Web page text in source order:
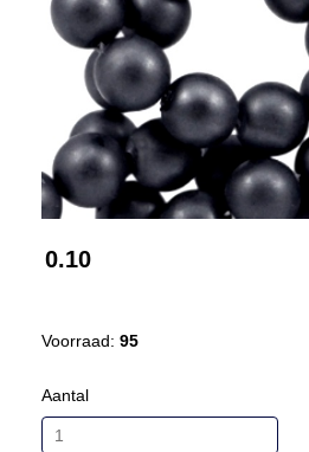
0.10
Voorraad: 95
Aantal